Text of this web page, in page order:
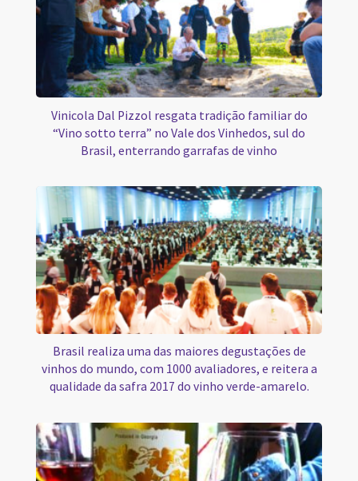
Vinicola Dal Pizzol resgata tradição familiar do
“Vino sotto terra” no Vale dos Vinhedos, sul do
Brasil, enterrando garrafas de vinho
Brasil realiza uma das maiores degustações de
vinhos do mundo, com 1000 avaliadores, e reitera a
qualidade da safra 2017 do vinho verde-amarelo.